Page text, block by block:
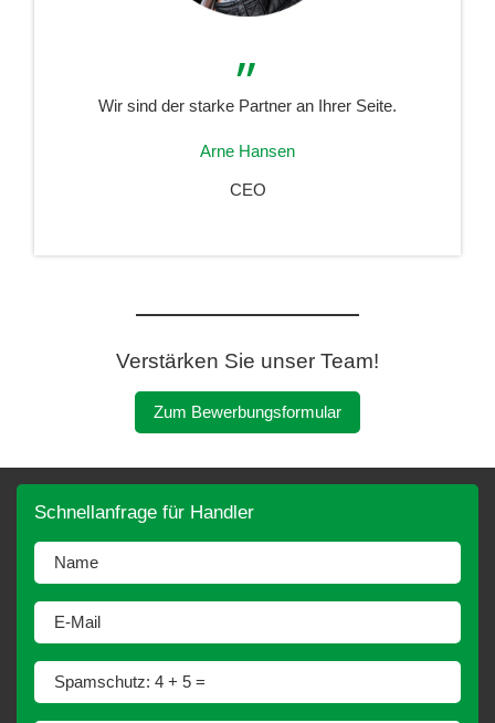
„
Wir sind der starke Partner an Ihrer Seite.
Arne Hansen
CEO
Verstärken Sie unser Team!
Zum Bewerbungsformular
Schnellanfrage für Handler
Name
E-Mail
Spamschutz: 4 + 5 =